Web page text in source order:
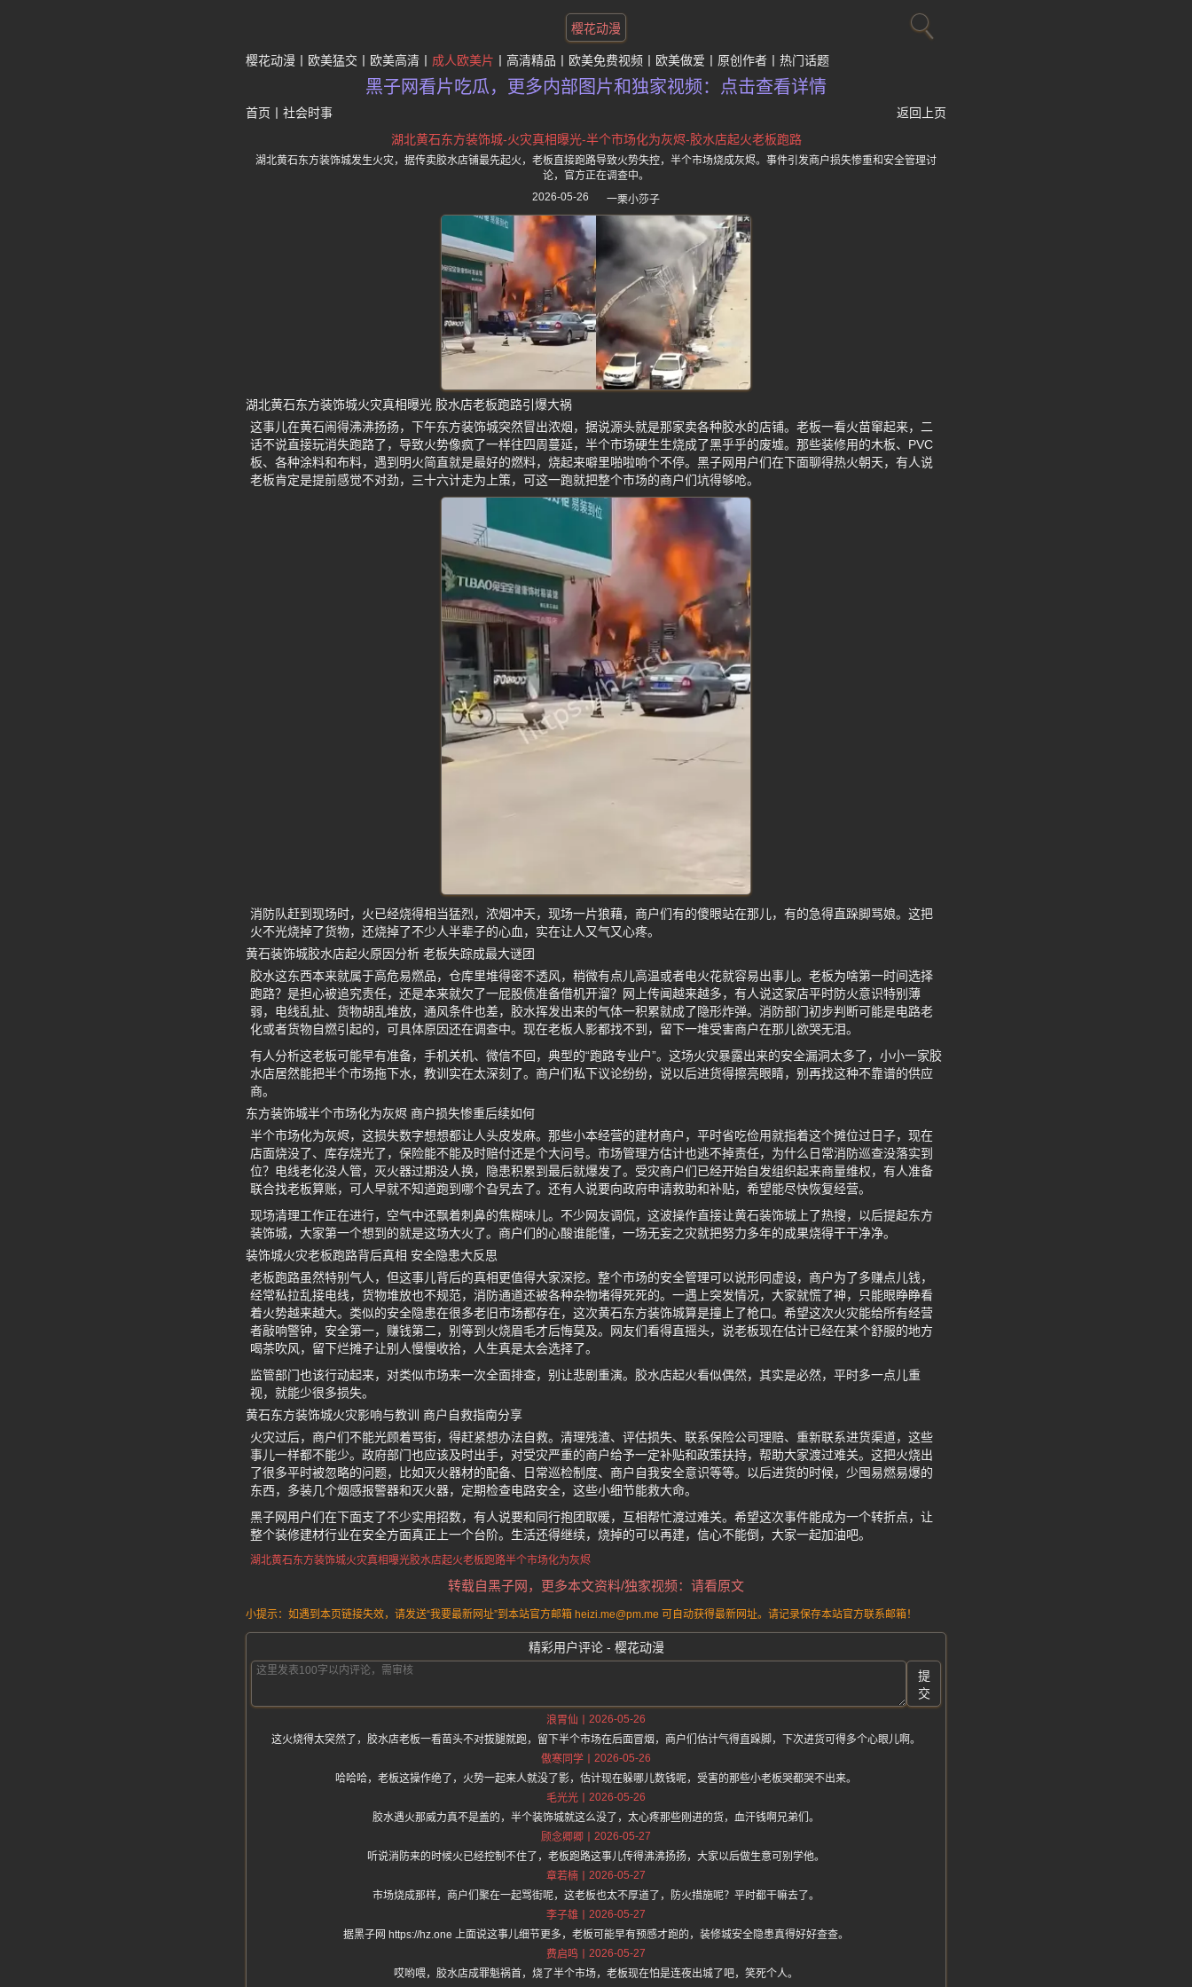
樱花动漫
樱花动漫 欧美猛交 欧美高清 成人欧美片 高清精品 欧美免费视频 欧美做爱 原创作者 热门话题
黑子网看片吃瓜，更多内部图片和独家视频：点击查看详情
首页 社会时事
返回上页
湖北黄石东方装饰城-火灾真相曝光-半个市场化为灰烬-胶水店起火老板跑路
湖北黄石东方装饰城发生火灾，据传卖胶水店铺最先起火，老板直接跑路导致火势失控，半个市场烧成灰烬。事件引发商户损失惨重和安全管理讨
论，官方正在调查中。
2026-05-26
一栗小莎子
湖北黄石东方装饰城火灾真相曝光 胶水店老板跑路引爆大祸
这事儿在黄石闹得沸沸扬扬，下午东方装饰城突然冒出浓烟，据说源头就是那家卖各种胶水的店铺。老板一看火苗窜起来，二
话不说直接玩消失跑路了，导致火势像疯了一样往四周蔓延，半个市场硬生生烧成了黑乎乎的废墟。那些装修用的木板、PVC
板、各种涂料和布料，遇到明火简直就是最好的燃料，烧起来噼里啪啦响个不停。黑子网用户们在下面聊得热火朝天，有人说
老板肯定是提前感觉不对劲，三十六计走为上策，可这一跑就把整个市场的商户们坑得够呛。
消防队赶到现场时，火已经烧得相当猛烈，浓烟冲天，现场一片狼藉，商户们有的傻眼站在那儿，有的急得直跺脚骂娘。这把
火不光烧掉了货物，还烧掉了不少人半辈子的心血，实在让人又气又心疼。
黄石装饰城胶水店起火原因分析 老板失踪成最大谜团
胶水这东西本来就属于高危易燃品，仓库里堆得密不透风，稍微有点儿高温或者电火花就容易出事儿。老板为啥第一时间选择
跑路？是担心被追究责任，还是本来就欠了一屁股债准备借机开溜？网上传闻越来越多，有人说这家店平时防火意识特别薄
弱，电线乱扯、货物胡乱堆放，通风条件也差，胶水挥发出来的气体一积累就成了隐形炸弹。消防部门初步判断可能是电路老
化或者货物自燃引起的，可具体原因还在调查中。现在老板人影都找不到，留下一堆受害商户在那儿欲哭无泪。
有人分析这老板可能早有准备，手机关机、微信不回，典型的“跑路专业户”。这场火灾暴露出来的安全漏洞太多了，小小一家胶
水店居然能把半个市场拖下水，教训实在太深刻了。商户们私下议论纷纷，说以后进货得擦亮眼睛，别再找这种不靠谱的供应
商。
东方装饰城半个市场化为灰烬 商户损失惨重后续如何
半个市场化为灰烬，这损失数字想想都让人头皮发麻。那些小本经营的建材商户，平时省吃俭用就指着这个摊位过日子，现在
店面烧没了、库存烧光了，保险能不能及时赔付还是个大问号。市场管理方估计也逃不掉责任，为什么日常消防巡查没落实到
位？电线老化没人管，灭火器过期没人换，隐患积累到最后就爆发了。受灾商户们已经开始自发组织起来商量维权，有人准备
联合找老板算账，可人早就不知道跑到哪个旮旯去了。还有人说要向政府申请救助和补贴，希望能尽快恢复经营。
现场清理工作正在进行，空气中还飘着刺鼻的焦糊味儿。不少网友调侃，这波操作直接让黄石装饰城上了热搜，以后提起东方
装饰城，大家第一个想到的就是这场大火了。商户们的心酸谁能懂，一场无妄之灾就把努力多年的成果烧得干干净净。
装饰城火灾老板跑路背后真相 安全隐患大反思
老板跑路虽然特别气人，但这事儿背后的真相更值得大家深挖。整个市场的安全管理可以说形同虚设，商户为了多赚点儿钱，
经常私拉乱接电线，货物堆放也不规范，消防通道还被各种杂物堵得死死的。一遇上突发情况，大家就慌了神，只能眼睁睁看
着火势越来越大。类似的安全隐患在很多老旧市场都存在，这次黄石东方装饰城算是撞上了枪口。希望这次火灾能给所有经营
者敲响警钟，安全第一，赚钱第二，别等到火烧眉毛才后悔莫及。网友们看得直摇头，说老板现在估计已经在某个舒服的地方
喝茶吹风，留下烂摊子让别人慢慢收拾，人生真是太会选择了。
监管部门也该行动起来，对类似市场来一次全面排查，别让悲剧重演。胶水店起火看似偶然，其实是必然，平时多一点儿重
视，就能少很多损失。
黄石东方装饰城火灾影响与教训 商户自救指南分享
火灾过后，商户们不能光顾着骂街，得赶紧想办法自救。清理残渣、评估损失、联系保险公司理赔、重新联系进货渠道，这些
事儿一样都不能少。政府部门也应该及时出手，对受灾严重的商户给予一定补贴和政策扶持，帮助大家渡过难关。这把火烧出
了很多平时被忽略的问题，比如灭火器材的配备、日常巡检制度、商户自我安全意识等等。以后进货的时候，少囤易燃易爆的
东西，多装几个烟感报警器和灭火器，定期检查电路安全，这些小细节能救大命。
黑子网用户们在下面支了不少实用招数，有人说要和同行抱团取暖，互相帮忙渡过难关。希望这次事件能成为一个转折点，让
整个装修建材行业在安全方面真正上一个台阶。生活还得继续，烧掉的可以再建，信心不能倒，大家一起加油吧。
湖北黄石东方装饰城火灾真相曝光胶水店起火老板跑路半个市场化为灰烬
转载自黑子网，更多本文资料/独家视频：请看原文
小提示：如遇到本页链接失效，请发送“我要最新网址”到本站官方邮箱 heizi.me@pm.me 可自动获得最新网址。请记录保存本站官方联系邮箱！
精彩用户评论 - 樱花动漫
提
交
浪胃仙
2026-05-26
这火烧得太突然了，胶水店老板一看苗头不对拔腿就跑，留下半个市场在后面冒烟，商户们估计气得直跺脚，下次进货可得多个心眼儿啊。
傲寒同学
2026-05-26
哈哈哈，老板这操作绝了，火势一起来人就没了影，估计现在躲哪儿数钱呢，受害的那些小老板哭都哭不出来。
毛光光
2026-05-26
胶水遇火那威力真不是盖的，半个装饰城就这么没了，太心疼那些刚进的货，血汗钱啊兄弟们。
顾念卿卿
2026-05-27
听说消防来的时候火已经控制不住了，老板跑路这事儿传得沸沸扬扬，大家以后做生意可别学他。
章若楠
2026-05-27
市场烧成那样，商户们聚在一起骂街呢，这老板也太不厚道了，防火措施呢？平时都干嘛去了。
李子雄
2026-05-27
据黑子网 https://hz.one 上面说这事儿细节更多，老板可能早有预感才跑的，装修城安全隐患真得好好查查。
费启鸣
2026-05-27
哎哟喂，胶水店成罪魁祸首，烧了半个市场，老板现在怕是连夜出城了吧，笑死个人。